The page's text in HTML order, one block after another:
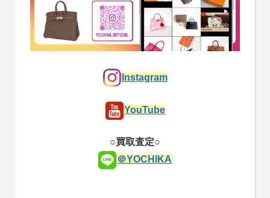
Instagram
YouTube
○買取査定○
＠YOCHIKA